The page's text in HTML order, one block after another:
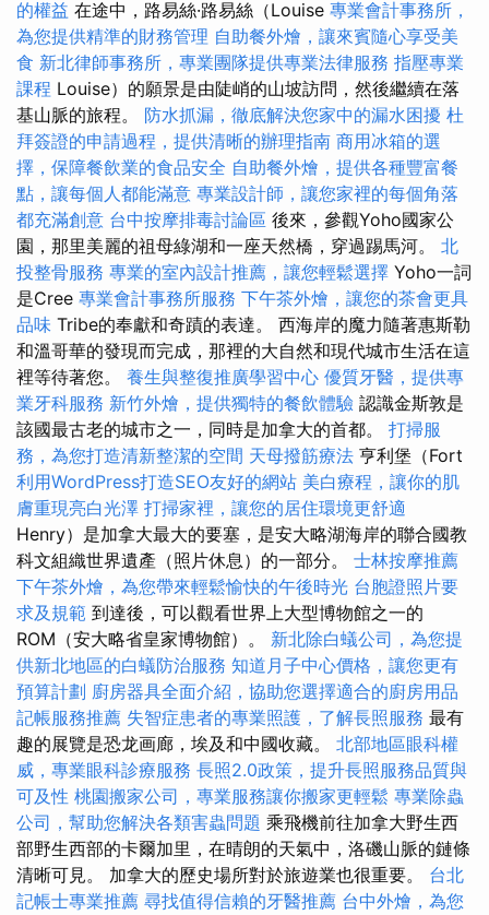
的權益 在途中，路易絲·路易絲（Louise 專業會計事務所，
為您提供精準的財務管理 自助餐外燴，讓來賓隨心享受美
食 新北律師事務所，專業團隊提供專業法律服務 指壓專業
課程 Louise）的願景是由陡峭的山坡訪問，然後繼續在落
基山脈的旅程。 防水抓漏，徹底解決您家中的漏水困擾 杜
拜簽證的申請過程，提供清晰的辦理指南 商用冰箱的選
擇，保障餐飲業的食品安全 自助餐外燴，提供各種豐富餐
點，讓每個人都能滿意 專業設計師，讓您家裡的每個角落
都充滿創意 台中按摩排毒討論區 後來，參觀Yoho國家公
園，那里美麗的祖母綠湖和一座天然橋，穿過踢馬河。 北
投整骨服務 專業的室內設計推薦，讓您輕鬆選擇 Yoho一詞
是Cree 專業會計事務所服務 下午茶外燴，讓您的茶會更具
品味 Tribe的奉獻和奇蹟的表達。 西海岸的魔力隨著惠斯勒
和溫哥華的發現而完成，那裡的大自然和現代城市生活在這
裡等待著您。 養生與整復推廣學習中心 優質牙醫，提供專
業牙科服務 新竹外燴，提供獨特的餐飲體驗 認識金斯敦是
該國最古老的城市之一，同時是加拿大的首都。 打掃服
務，為您打造清新整潔的空間 天母撥筋療法 亨利堡（Fort
利用WordPress打造SEO友好的網站 美白療程，讓你的肌
膚重現亮白光澤 打掃家裡，讓您的居住環境更舒適
Henry）是加拿大最大的要塞，是安大略湖海岸的聯合國教
科文組織世界遺產（照片休息）的一部分。 士林按摩推薦
下午茶外燴，為您帶來輕鬆愉快的午後時光 台胞證照片要
求及規範 到達後，可以觀看世界上大型博物館之一的
ROM（安大略省皇家博物館）。 新北除白蟻公司，為您提
供新北地區的白蟻防治服務 知道月子中心價格，讓您更有
預算計劃 廚房器具全面介紹，協助您選擇適合的廚房用品
記帳服務推薦 失智症患者的專業照護，了解長照服務 最有
趣的展覽是恐龙画廊，埃及和中國收藏。 北部地區眼科權
威，專業眼科診療服務 長照2.0政策，提升長照服務品質與
可及性 桃園搬家公司，專業服務讓你搬家更輕鬆 專業除蟲
公司，幫助您解決各類害蟲問題 乘飛機前往加拿大野生西
部野生西部的卡爾加里，在晴朗的天氣中，洛磯山脈的鏈條
清晰可見。 加拿大的歷史場所對於旅遊業也很重要。 台北
記帳士專業推薦 尋找值得信賴的牙醫推薦 台中外燴，為您